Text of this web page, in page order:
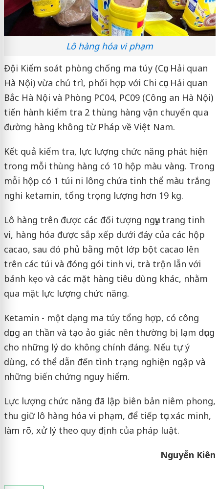
Lô hàng hóa vi phạm
Đội Kiểm soát phòng chống ma túy (Cục Hải quan
Hà Nội) vừa chủ trì, phối hợp với Chi cục Hải quan
Bắc Hà Nội và Phòng PC04, PC09 (Công an Hà Nội)
tiến hành kiểm tra 2 thùng hàng vận chuyển qua
đường hàng không từ Pháp về Việt Nam.
Kết quả kiểm tra, lực lượng chức năng phát hiện
trong mỗi thùng hàng có 10 hộp màu vàng. Trong
mỗi hộp có 1 túi ni lông chứa tinh thể màu trắng
nghi ketamin, tổng trọng lượng hơn 19 kg.
Lô hàng trên được các đối tượng ngụy trang tinh
vi, hàng hóa được sắp xếp dưới đáy của các hộp
cacao, sau đó phủ bằng một lớp bột cacao lên
trên các túi và đóng gói tinh vi, trà trộn lẫn với
bánh kẹo và các mặt hàng tiêu dùng khác, nhằm
qua mặt lực lượng chức năng.
Ketamin - một dạng ma túy tổng hợp, có công
dụng an thần và tạo ảo giác nên thường bị lạm dụng
cho những lý do không chính đáng. Nếu tự ý
dùng, có thể dẫn đến tình trạng nghiện ngập và
những biến chứng nguy hiểm.
Lực lượng chức năng đã lập biên bản niêm phong,
thu giữ lô hàng hóa vi phạm, để tiếp tục xác minh,
làm rõ, xử lý theo quy định của pháp luật.
Nguyễn Kiên